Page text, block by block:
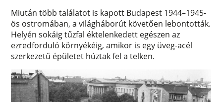
Miután több találatot is kapott Budapest 1944–1945-
ös ostromában, a világháborút követően lebontották.
Helyén sokáig tűzfal éktelenkedett egészen az
ezredforduló környékéig, amikor is egy üveg-acél
szerkezetű épületet húztak fel a telken.